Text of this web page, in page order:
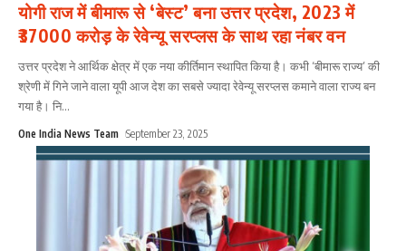
योगी राज में बीमारू से ‘बेस्ट’ बना उत्तर प्रदेश, 2023 में
₹37000 करोड़ के रेवेन्यू सरप्लस के साथ रहा नंबर वन
उत्तर प्रदेश ने आर्थिक क्षेत्र में एक नया कीर्तिमान स्थापित किया है। कभी ‘बीमारू राज्य’ की
श्रेणी में गिने जाने वाला यूपी आज देश का सबसे ज्यादा रेवेन्यू सरप्लस कमाने वाला राज्य बन
गया है। नि...
One India News Team September 23, 2025